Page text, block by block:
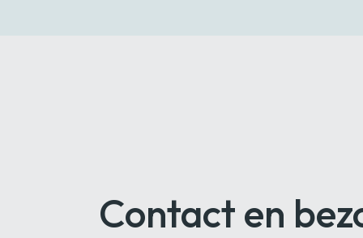
Contact en